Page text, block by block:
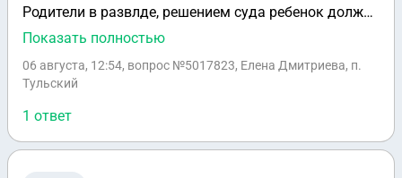
Родители в развлде, решением суда ребенок должен
жить с матерью, но фактичнски уже 3года живет с
участвует. Как отцу в этом случае получить
Показать полностью
06 августа, 12:54, вопрос №5017823, Елена Дмитриева, п.
Тульский
1 ответ